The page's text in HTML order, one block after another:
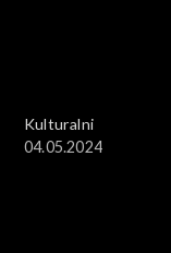
Kulturalni
04.05.2024